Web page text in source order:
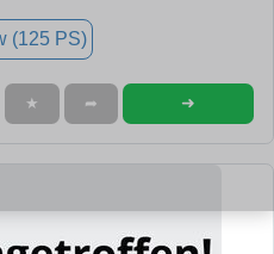
(125 PS)
★ ➦ ➜